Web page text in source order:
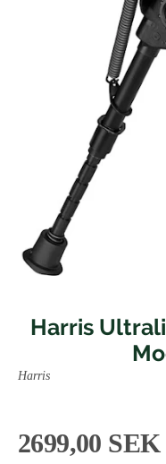
Harris
Harris
2699,00 SEK